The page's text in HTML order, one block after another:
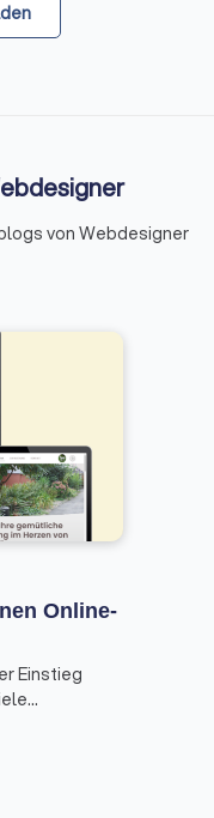
von Webdesigner
Online-
Einstieg
bevor
wie du